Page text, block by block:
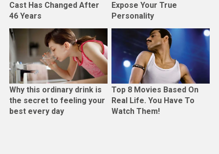
Cast Has Changed After
46 Years
Expose Your True
Personality
Why this ordinary drink is
the secret to feeling your
best every day
Top 8 Movies Based On
Real Life. You Have To
Watch Them!